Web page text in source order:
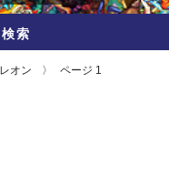
検索
オン ページ 1